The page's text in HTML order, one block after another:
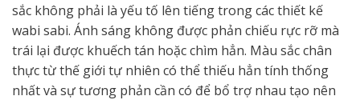
sắc không phải là yếu tố lên tiếng trong các thiết kế
wabi sabi. Ánh sáng không được phản chiếu rực rỡ mà
trái lại được khuếch tán hoặc chìm hẳn. Màu sắc chân
thực từ thế giới tự nhiên có thể thiếu hẳn tính thống
nhất và sự tương phản cần có để bổ trợ nhau tạo nên